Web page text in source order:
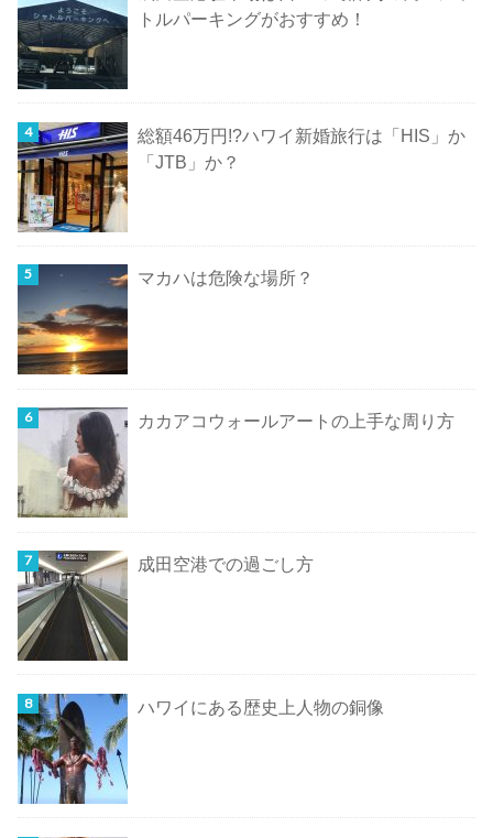
トルパーキングがおすすめ！
総額46万円!?ハワイ新婚旅行は「HIS」か
「JTB」か？
マカハは危険な場所？
カカアコウォールアートの上手な周り方
成田空港での過ごし方
ハワイにある歴史上人物の銅像